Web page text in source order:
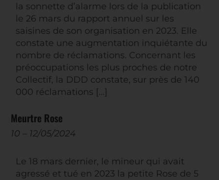
la sonnette d’alarme lors de la publication
le 26 mars du rapport annuel sur les
saisines de son organisation en 2023. Elle
constate une augmentation inquiétante du
nombre de réclamations. Concernant les
préoccupations les plus proches de notre
Collectif, la DDD constate, sur près de 140
000 réclamations […]
Meurtre Rose
10 12/05/2024
Le 18 mars dernier, le mineur qui avait
agressé et tué en 2023 la petite Rose de 5